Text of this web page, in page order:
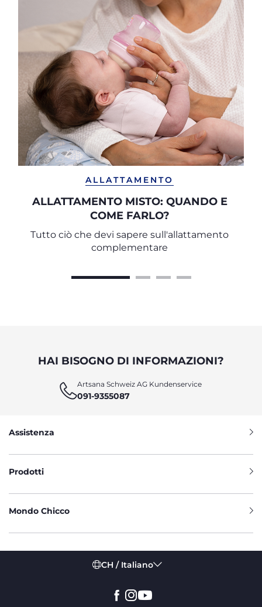
ALLATTAMENTO
ALLATTAMENTO MISTO: QUANDO E
COME FARLO?
Tutto ciò che devi sapere sull'allattamento
complementare
HAI BISOGNO DI INFORMAZIONI?
Artsana Schweiz AG Kundenservice
091-9355087
Assistenza
Prodotti
Mondo Chicco
CH / Italiano